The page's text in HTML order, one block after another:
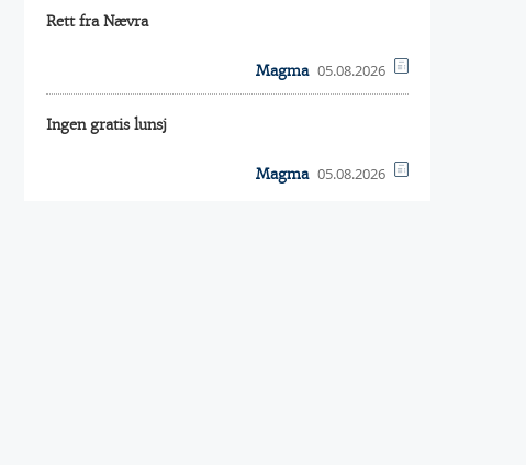
Rett fra Nævra
Magma 05.08.2026
Ingen gratis lunsj
Magma 05.08.2026